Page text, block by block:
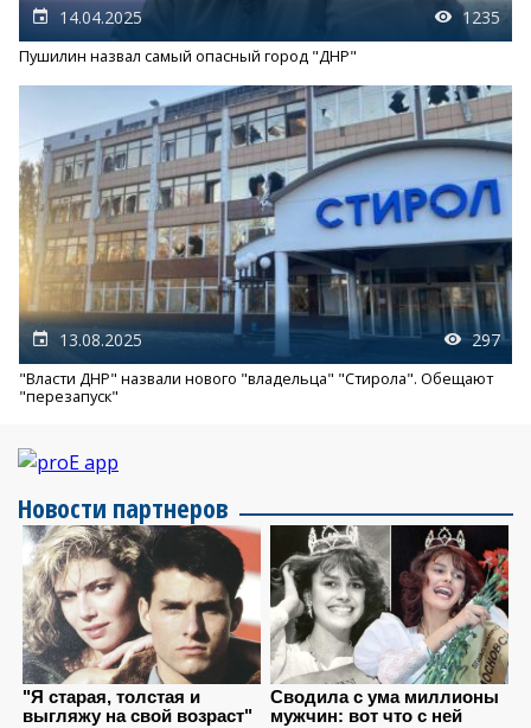
14.04.2025 1235
Пушилин назвал самый опасный город "ДНР"
13.08.2025 297
"Власти ДНР" назвали нового "владельца" "Стирола". Обещают
"перезапуск"
Новости партнеров